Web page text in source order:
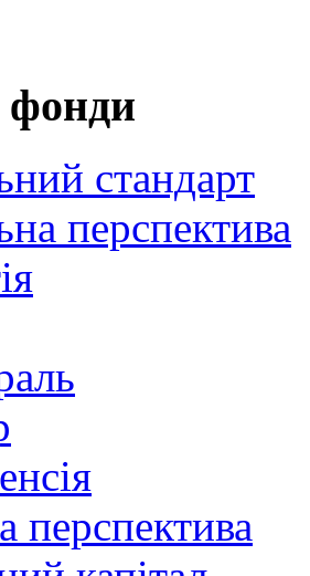
фонди
стандарт
перспектива
перспектива